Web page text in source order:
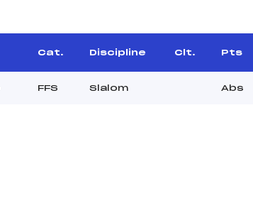
Cat. Discipline Clt. Pts
FFS Slalom Abs